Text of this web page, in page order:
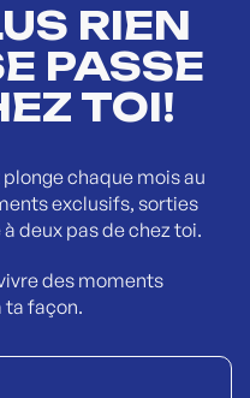
RIEN
PASSE
TOI!
chaque mois au
exclusifs, sorties
deux pas de chez toi.
des moments
ta façon.